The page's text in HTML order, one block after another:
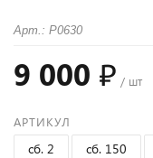
Арт.: Р0630
9 000 ₽ / шт
АРТИКУЛ
сб. 2 сб. 150